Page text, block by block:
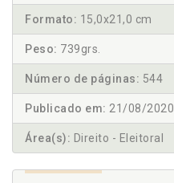
Formato: 15,0x21,0 cm
Peso: 739grs.
Número de páginas: 544
Publicado em: 21/08/2020
Área(s): Direito - Eleitoral